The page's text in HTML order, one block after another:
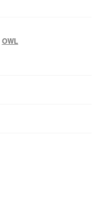
OWL